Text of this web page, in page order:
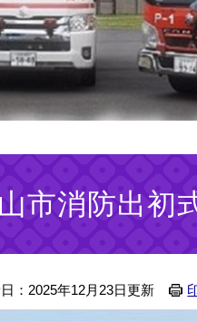
市消防出初
：2025年12月23日更新